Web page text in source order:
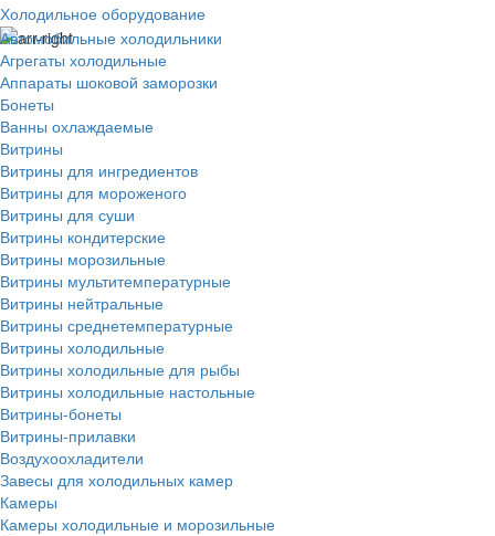
Холодильное оборудование
Автомобильные холодильники
Агрегаты холодильные
Аппараты шоковой заморозки
Бонеты
Ванны охлаждаемые
Витрины
Витрины для ингредиентов
Витрины для мороженого
Витрины для суши
Витрины кондитерские
Витрины морозильные
Витрины мультитемпературные
Витрины нейтральные
Витрины среднетемпературные
Витрины холодильные
Витрины холодильные для рыбы
Витрины холодильные настольные
Витрины-бонеты
Витрины-прилавки
Воздухоохладители
Завесы для холодильных камер
Камеры
Камеры холодильные и морозильные